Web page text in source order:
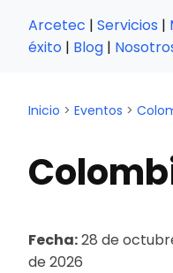
Arcetec | Servicios |
éxito | Blog |
Inicio > Eventos >
Fecha:28 de
de 2026